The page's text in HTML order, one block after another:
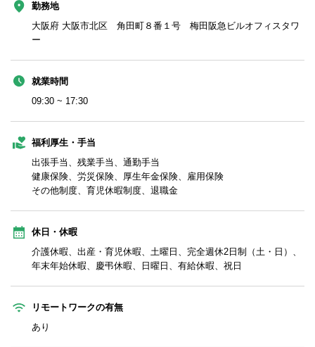
勤務地
大阪府 大阪市北区 角田町８番１号 梅田阪急ビルオフィスタワ
ー
就業時間
09:30 ~ 17:30
福利厚生・手当
出張手当、残業手当、通勤手当
健康保険、労災保険、厚生年金保険、雇用保険
その他制度、育児休暇制度、退職金
休日・休暇
介護休暇、出産・育児休暇、土曜日、完全週休2日制（土・日）、
年末年始休暇、慶弔休暇、日曜日、有給休暇、祝日
リモートワークの有無
あり